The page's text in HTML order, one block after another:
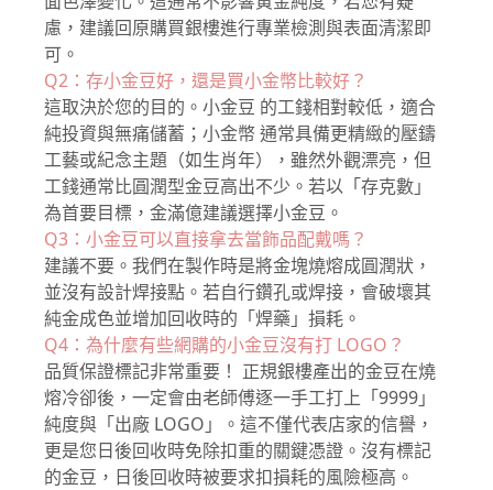
慮，建議回原購買銀樓進行專業檢測與表面清潔即
可。
Q2：存小金豆好，還是買小金幣比較好？
這取決於您的目的。小金豆 的工錢相對較低，適合
純投資與無痛儲蓄；小金幣 通常具備更精緻的壓鑄
工藝或紀念主題（如生肖年），雖然外觀漂亮，但
工錢通常比圓潤型金豆高出不少。若以「存克數」
為首要目標，金滿億建議選擇小金豆。
Q3：小金豆可以直接拿去當飾品配戴嗎？
建議不要。我們在製作時是將金塊燒熔成圓潤狀，
並沒有設計焊接點。若自行鑽孔或焊接，會破壞其
純金成色並增加回收時的「焊藥」損耗。
Q4：為什麼有些網購的小金豆沒有打 LOGO？
品質保證標記非常重要！ 正規銀樓產出的金豆在燒
熔冷卻後，一定會由老師傅逐一手工打上「9999」
純度與「出廠 LOGO」。這不僅代表店家的信譽，
更是您日後回收時免除扣重的關鍵憑證。沒有標記
的金豆，日後回收時被要求扣損耗的風險極高。